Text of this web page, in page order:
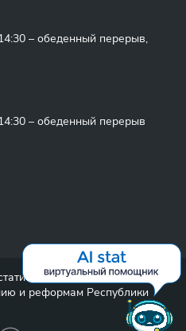
– обеденный перерыв,
– обеденный перерыв
Агентства по
и реформам Республики